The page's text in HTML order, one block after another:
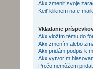
Ako zmeniť svoje
Keď kliknem na e-
Vkladanie príspevkov
Ako vložím tému do
Ako zmením alebo
Ako pridám podpis k
Ako vytvorím
Prečo nemôžem